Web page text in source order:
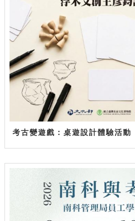
考古變遊戲：桌遊設計體驗活動